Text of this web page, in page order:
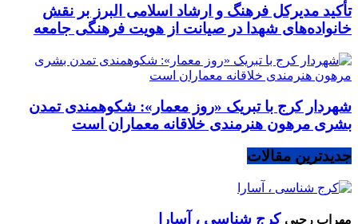
تأکید مدیرکل فرهنگ و ارشاد اسلامی البرز بر نقش
خانواده‌های شهدا در صیانت از هویت فرهنگی جامعه
شهردار کرج با تبریک «روز معمار»: شکوهمندی تمدن
بشری مرهون هنرمندی خلاقانه معماران است
جدیدترین مقالات
مهراب رجبی کرج شناسی ، آسارا